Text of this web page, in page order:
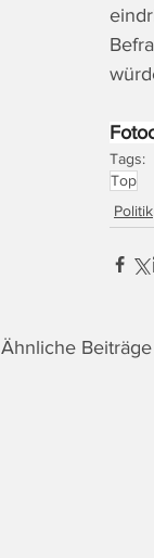
Tags:
Top
Politik
Ähnliche Beiträge